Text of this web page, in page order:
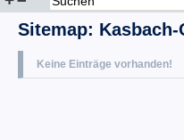
Sitemap:
Keine Einträge vorhanden!